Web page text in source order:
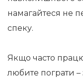
намагайтеся не
спеку.
Якщо часто
любите пограти